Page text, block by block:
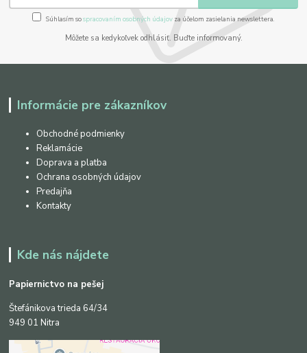
Súhlasím sospracovaním osobných údajov za účelom zasielania newslettera.
Môžete sa kedykoľvek odhlásiť. Buďte informovaný.
Informácie pre zákazníkov
Obchodné podmienky
Reklamácie
Doprava a platba
Ochrana osobných údajov
Predajňa
Kontakty
Kde nás nájdete
Papiernictvo na pešej
Štefánikova trieda 64/34
949 01 Nitra